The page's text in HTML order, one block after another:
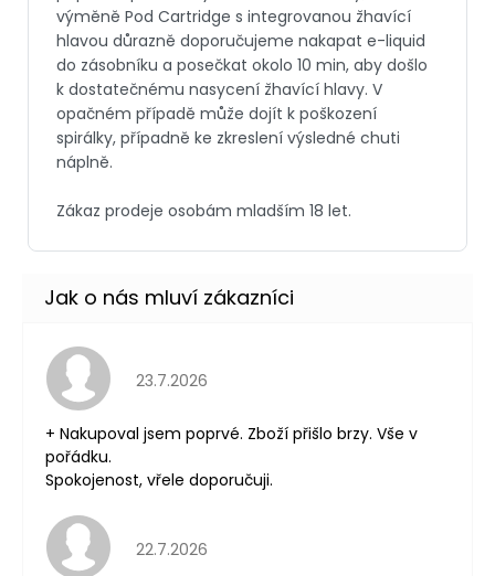
Hodnocení obchodu je 5 z 5 hvězdiček.
23.7.2026
+ Nakupoval jsem poprvé. Zboží přišlo brzy. Vše v
pořádku.
Spokojenost, vřele doporučuji.
Hodnocení obchodu je 5 z 5 hvězdiček.
22.7.2026